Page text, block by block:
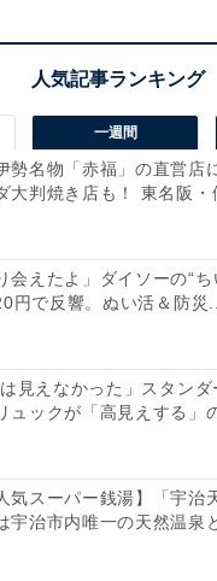
一週間
勢名物「赤福」の直営店
大判焼き店も！ 東名阪・
会えたよ」ダイソーの“ち
円で反響。ぬい活＆防災...
は見えなかった」スタン
ュックが「高見えする」
気スーパー銭湯】「宇治
宇治市内唯一の天然温泉